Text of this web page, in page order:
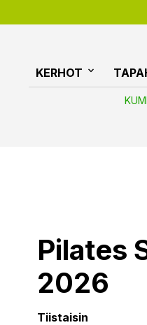
KERHOT
Pilates
2026
Tiistaisin